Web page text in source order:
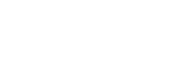
Ministerio de Hacienda